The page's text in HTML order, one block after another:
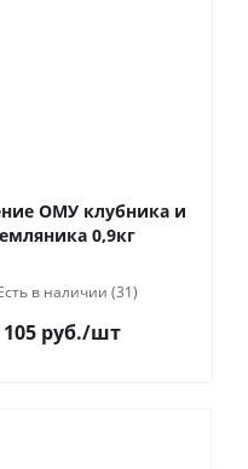
ОМУ клубника и
0,9кг
в наличии (31)
105 руб./шт